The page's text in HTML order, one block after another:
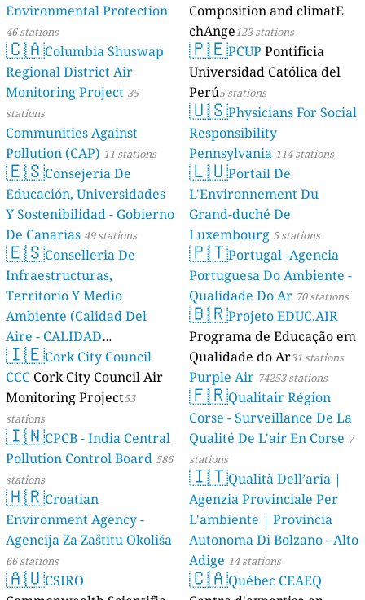
Environmental Protection
46 stations
🇨🇦Columbia Shuswap
Regional District Air
Monitoring Project 35
stations
Communities Against
Pollution (CAP) 11 stations
🇪🇸Consejería De
Educación, Universidades
Y Sostenibilidad - Gobierno
De Canarias 49 stations
🇪🇸Conselleria De
Infraestructuras,
Territorio Y Medio
Ambiente (Calidad Del
Aire - CALIDAD
AMBIENTAL) 23 stations
🇮🇪Cork City Council
CCC Cork City Council Air
Monitoring Project53
stations
🇮🇳CPCB - India Central
Pollution Control Board 586
stations
🇭🇷Croatian
Environment Agency -
Agencija Za Zaštitu Okoliša
66 stations
🇦🇺CSIRO
Composition and climatE
chAnge123 stations
🇵🇪PCUP Pontificia
Universidad Católica del
Perú5 stations
🇺🇸Physicians For Social
Responsibility
Pennsylvania 114 stations
🇱🇺Portail De
L'Environnement Du
Grand-duché De
Luxembourg 5 stations
🇵🇹Portugal -Agencia
Portuguesa Do Ambiente -
Qualidade Do Ar 70 stations
🇧🇷Projeto EDUC.AIR
Programa de Educação em
Qualidade do Ar31 stations
Purple Air 74253 stations
🇫🇷Qualitair Région
Corse - Surveillance De La
Qualité De L'air En Corse 7
stations
🇮🇹Qualità Dell’aria |
Agenzia Provinciale Per
L'ambiente | Provincia
Autonoma Di Bolzano - Alto
Adige 14 stations
🇨🇦Québec CEAEQ